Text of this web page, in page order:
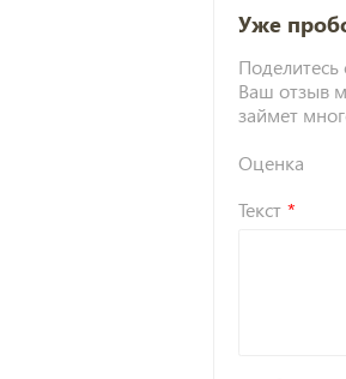
Уже
Ваш отзыв
займет
Оценка
Текст